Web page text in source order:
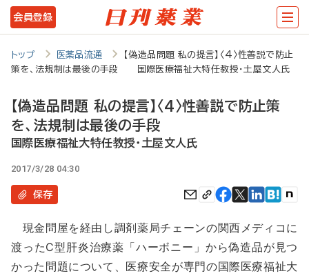
メ
イ
コ
ツ
に
会員登録
トップ 医薬品流通
【偽造品問題 私の提言】〈4〉性善説で防止
策を、法規制は最後の手段 国際医療福祉大特任教授・土屋文人氏
【偽造品問題 私の提言】〈4〉性善説で防止策
を、法規制は最後の手段
国際医療福祉大特任教授・土屋文人氏
2017/3/28 04:30
保存
現金問屋を経由し調剤薬局チェーンの関西メディコに
渡ったC型肝炎治療薬「ハーボニー」から偽造品が見つ
かった問題について、医療安全が専門の国際医療福祉大